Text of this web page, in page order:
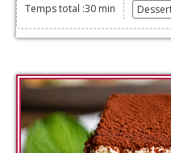
Temps total :30 min